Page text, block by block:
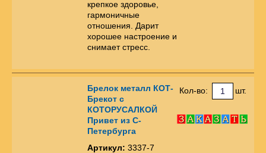
крепкое здоровье,
гармоничные
отношения. Дарит
хорошее настроение и
снимает стресс.
Брелок металл КОТ-
Брекот с
КОТОРУСАЛКОЙ
Привет из С-
Петербурга
Артикул: 3337-7
Кол-во: шт.